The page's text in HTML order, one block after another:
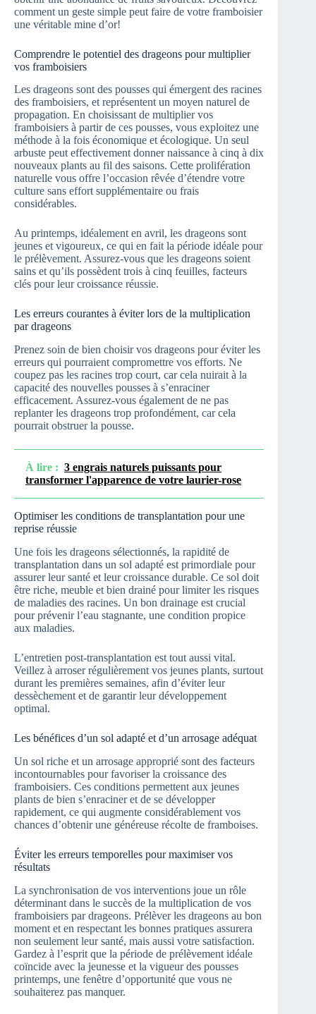
comment un geste simple peut faire de votre framboisier
une véritable mine d’or!
Comprendre le potentiel des drageons pour multiplier
vos framboisiers
Les drageons sont des pousses qui émergent des racines
des framboisiers, et représentent un moyen naturel de
propagation. En choisissant de multiplier vos
framboisiers à partir de ces pousses, vous exploitez une
méthode à la fois économique et écologique. Un seul
arbuste peut effectivement donner naissance à cinq à dix
nouveaux plants au fil des saisons. Cette prolifération
naturelle vous offre l’occasion rêvée d’étendre votre
culture sans effort supplémentaire ou frais
considérables.
Au printemps, idéalement en avril, les drageons sont
jeunes et vigoureux, ce qui en fait la période idéale pour
le prélèvement. Assurez-vous que les drageons soient
sains et qu’ils possèdent trois à cinq feuilles, facteurs
clés pour leur croissance réussie.
Les erreurs courantes à éviter lors de la multiplication
par drageons
Prenez soin de bien choisir vos drageons pour éviter les
erreurs qui pourraient compromettre vos efforts. Ne
coupez pas les racines trop court, car cela nuirait à la
capacité des nouvelles pousses à s’enraciner
efficacement. Assurez-vous également de ne pas
replanter les drageons trop profondément, car cela
pourrait obstruer la pousse.
À lire : 3 engrais naturels puissants pour
transformer l'apparence de votre laurier-rose
Optimiser les conditions de transplantation pour une
reprise réussie
Une fois les drageons sélectionnés, la rapidité de
transplantation dans un sol adapté est primordiale pour
assurer leur santé et leur croissance durable. Ce sol doit
être riche, meuble et bien drainé pour limiter les risques
de maladies des racines. Un bon drainage est crucial
pour prévenir l’eau stagnante, une condition propice
aux maladies.
L’entretien post-transplantation est tout aussi vital.
Veillez à arroser régulièrement vos jeunes plants, surtout
durant les premières semaines, afin d’éviter leur
dessèchement et de garantir leur développement
optimal.
Les bénéfices d’un sol adapté et d’un arrosage adéquat
Un sol riche et un arrosage approprié sont des facteurs
incontournables pour favoriser la croissance des
framboisiers. Ces conditions permettent aux jeunes
plants de bien s’enraciner et de se développer
rapidement, ce qui augmente considérablement vos
chances d’obtenir une généreuse récolte de framboises.
Éviter les erreurs temporelles pour maximiser vos
résultats
La synchronisation de vos interventions joue un rôle
déterminant dans le succès de la multiplication de vos
framboisiers par drageons. Prélèver les drageons au bon
moment et en respectant les bonnes pratiques assurera
non seulement leur santé, mais aussi votre satisfaction.
Gardez à l’esprit que la période de prélèvement idéale
coïncide avec la jeunesse et la vigueur des pousses
printemps, une fenêtre d’opportunité que vous ne
souhaiterez pas manquer.